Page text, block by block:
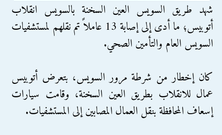
شهد طريق السويس العين السخنة بالسويس انقلاب
أتوبيس؛ ما أدى إلى إصابة 13 عاملاً تم نقلهم لمستشفيات
السويس العام والتأمين الصحي.
كان إخطار من شرطة مرور السويس، بتعرض أتوبيس
عمال للانقلاب بطريق العين السخنة، وقامت سيارات
إسعاف المحافظة بنقل العمال المصابين إلى المستشفيات.